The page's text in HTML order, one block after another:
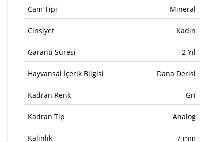
Cam Tipi Mineral
Cinsiyet Kadın
Garanti Süresi 2 Yıl
Hayvansal İçerik Bilgisi Dana Derisi
Kadran Renk Gri
Kadran Tip Analog
Kalınlık 7 mm